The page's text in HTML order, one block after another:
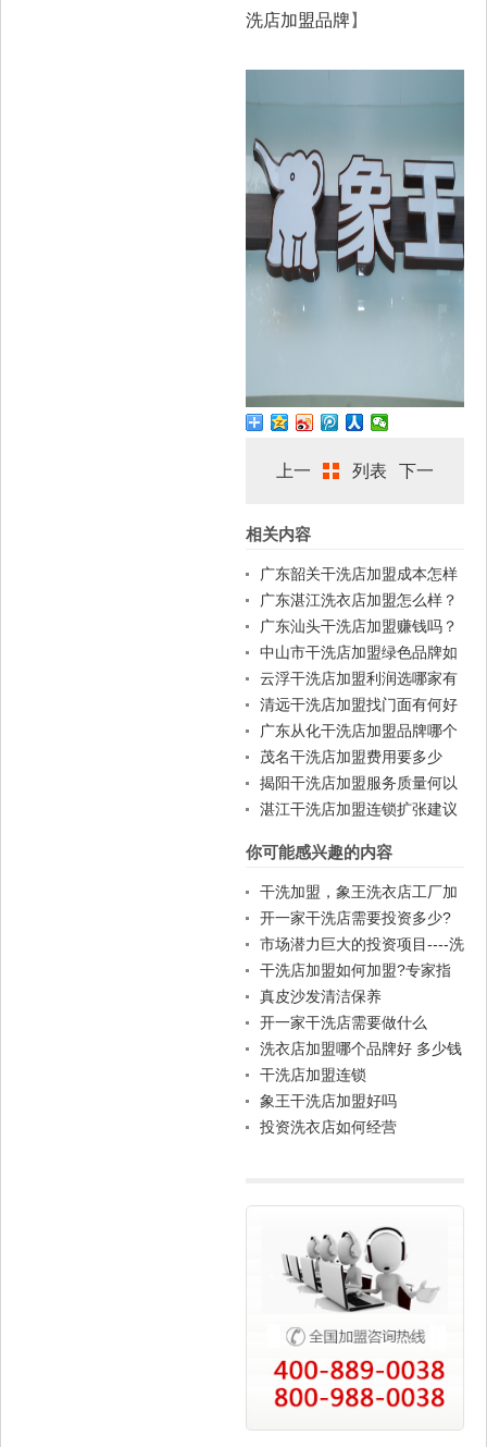
洗店加盟品牌】
上一
篇
列表 下一
相关内容
广东韶关干洗店加盟成本怎样
控制？
广东湛江洗衣店加盟怎么样？
广东汕头干洗店加盟赚钱吗？
中山市干洗店加盟绿色品牌如
何？
云浮干洗店加盟利润选哪家有
优势？
清远干洗店加盟找门面有何好
建议？
广东从化干洗店加盟品牌哪个
好？
茂名干洗店加盟费用要多少
钱？
揭阳干洗店加盟服务质量何以
保证？
湛江干洗店加盟连锁扩张建议
你可能感兴趣的内容
干洗加盟，象王洗衣店工厂加
盟地址
开一家干洗店需要投资多少?
洗衣加盟店品牌哪个好?
市场潜力巨大的投资项目----洗
衣店加盟
干洗店加盟如何加盟?专家指
导
真皮沙发清洁保养
开一家干洗店需要做什么
洗衣店加盟哪个品牌好 多少钱
干洗店加盟连锁
象王干洗店加盟好吗
投资洗衣店如何经营